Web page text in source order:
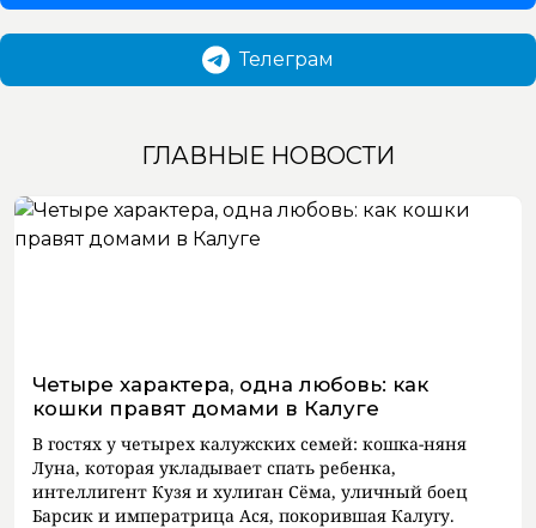
Телеграм
ГЛАВНЫЕ НОВОСТИ
Четыре характера, одна любовь: как
кошки правят домами в Калуге
В гостях у четырех калужских семей: кошка-няня
Луна, которая укладывает спать ребенка,
интеллигент Кузя и хулиган Сёма, уличный боец
Барсик и императрица Ася, покорившая Калугу.